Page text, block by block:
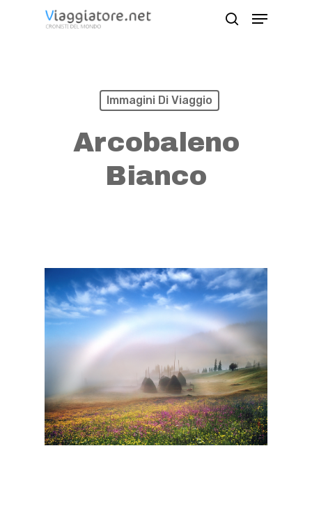
Menu
Immagini Di Viaggio
Arcobaleno
Bianco